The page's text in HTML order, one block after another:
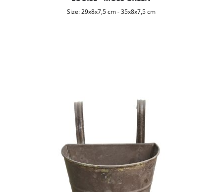
Size: 29x8x7,5 cm -35x8x7,5 cm